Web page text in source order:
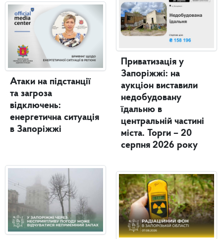
Атаки на підстанції
та загроза
відключень:
енергетична ситуація
в Запоріжжі
Приватизація у
Запоріжжі: на
аукціон виставили
недобудовану
їдальню в
центральній частині
міста. Торги – 20
серпня 2026 року